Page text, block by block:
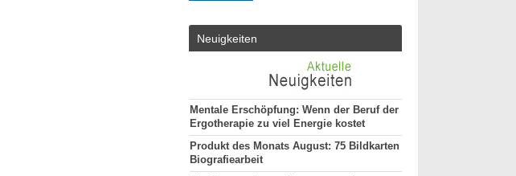
Neuigkeiten
Mentale Erschöpfung: Wenn der Beruf der
Ergotherapie zu viel Energie kostet
Produkt des Monats August: 75 Bildkarten
Biografiearbeit